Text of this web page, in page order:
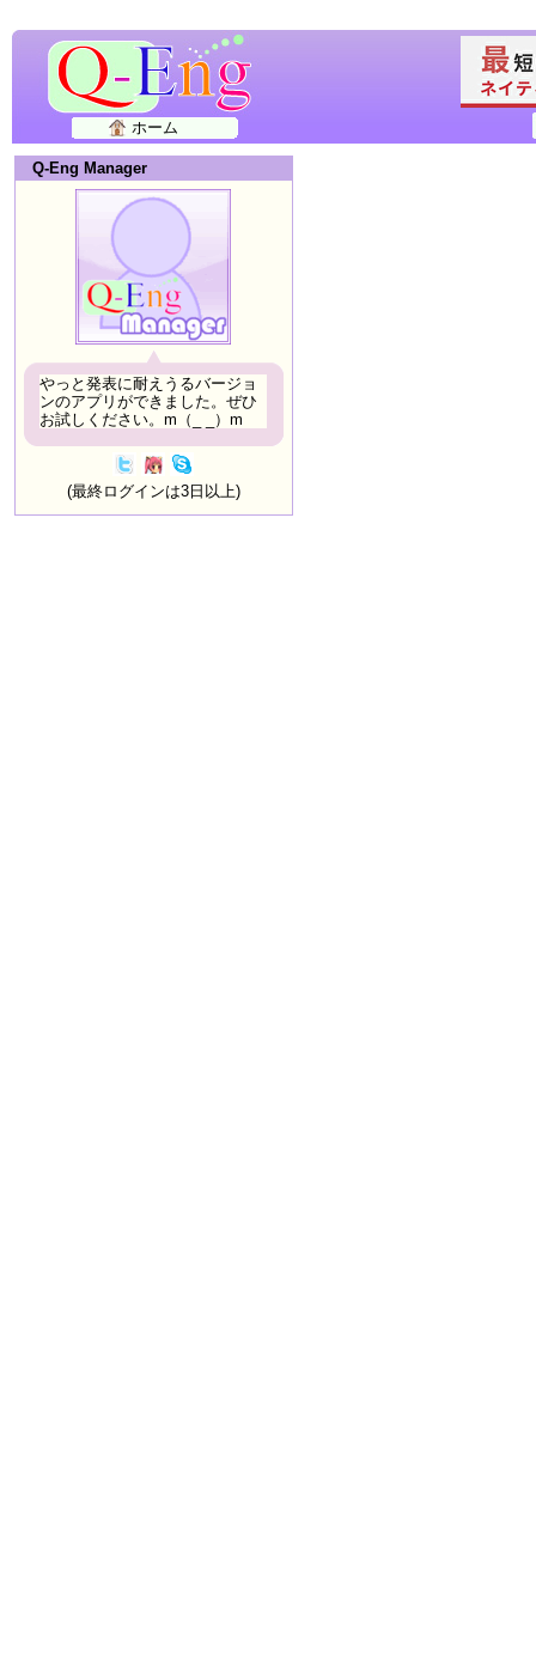
ホーム
Q-Eng Manager
やっと発表に耐えうるバージョ
ンのアプリができました。ぜひ
お試しください。m（_ _）m
(最終ログインは3日以上)